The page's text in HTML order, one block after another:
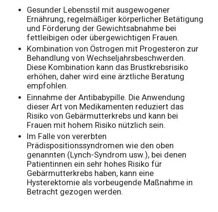
Gesunder Lebensstil mit ausgewogener
Ernährung, regelmäßiger körperlicher Betätigung
und Förderung der Gewichtsabnahme bei
fettleibigen oder übergewichtigen Frauen.
Kombination von Östrogen mit Progesteron zur
Behandlung von Wechseljahrsbeschwerden.
Diese Kombination kann das Brustkrebsrisiko
erhöhen, daher wird eine ärztliche Beratung
empfohlen.
Einnahme der Antibabypille. Die Anwendung
dieser Art von Medikamenten reduziert das
Risiko von Gebärmutterkrebs und kann bei
Frauen mit hohem Risiko nützlich sein.
Im Falle von vererbten
Prädispositionssyndromen wie den oben
genannten (Lynch-Syndrom usw.), bei denen
Patientinnen ein sehr hohes Risiko für
Gebärmutterkrebs haben, kann eine
Hysterektomie als vorbeugende Maßnahme in
Betracht gezogen werden.